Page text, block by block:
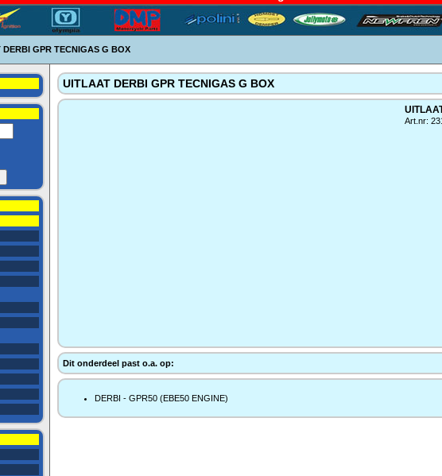
DERBI GPR TECNIGAS G BOX
UITLAAT DERBI GPR TECNIGAS G BOX
Art.nr:
Dit onderdeel past o.a. op:
DERBI - GPR50 (EBE50 ENGINE)